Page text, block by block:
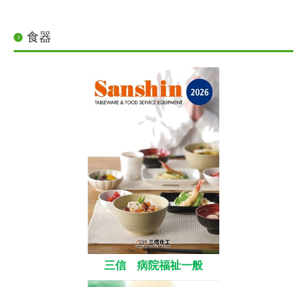
食器
三信 病院福祉一般